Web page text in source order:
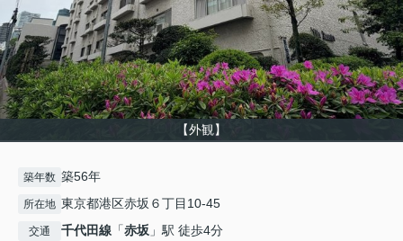
【外観】
築年数 築56年
所在地 東京都港区赤坂６丁目10-45
交通 千代田線 「赤坂 」駅 徒歩4分